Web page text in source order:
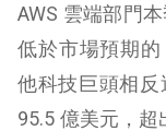
AWS 雲端部門
低於市場預期
他科技巨頭相反
95.5 億美元，超